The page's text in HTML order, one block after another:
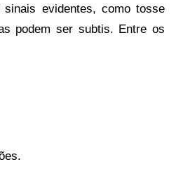
evidentes, como tosse
podem ser subtis. Entre os